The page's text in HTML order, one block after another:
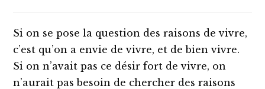
Si on se pose la question des raisons de vivre,
c’est qu’on a envie de vivre, et de bien vivre.
Si on n’avait pas ce désir fort de vivre, on
n’aurait pas besoin de chercher des raisons